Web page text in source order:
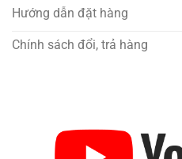
Hướng dẫn đặt hàng
Chính sách đổi, trả hàng